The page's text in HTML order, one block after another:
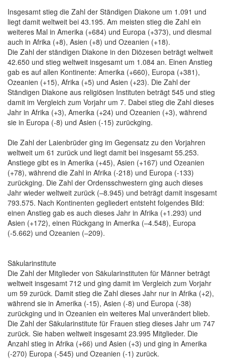
Insgesamt stieg die Zahl der Ständigen Diakone um 1.091 und
liegt damit weltweit bei 43.195. Am meisten stieg die Zahl ein
weiteres Mal in Amerika (+684) und Europa (+373), und diesmal
auch in Afrika (+8), Asien (+8) und Ozeanien (+18).
Die Zahl der ständigen Diakone in den Diözesen beträgt weltweit
42.650 und stieg weltweit insgesamt um 1.084 an. Einen Anstieg
gab es auf allen Kontinente: Amerika (+660), Europa (+381),
Ozeanien (+15), Afrika (+5) und Asien (+23). Die Zahl der
Ständigen Diakone aus religiösen Instituten beträgt 545 und stieg
damit im Vergleich zum Vorjahr um 7. Dabei stieg die Zahl dieses
Jahr in Afrika (+3), Amerika (+24) und Ozeanien (+3), während
sie in Europa (-8) und Asien (-15) zurückging.
Die Zahl der Laienbrüder ging im Gegensatz zu den Vorjahren
weltweit um 61 zurück und liegt damit bei insgesamt 55.253.
Anstiege gibt es in Amerika (+45), Asien (+167) und Ozeanien
(+78), während die Zahl in Afrika (-218) und Europa (-133)
zurückging. Die Zahl der Ordensschwestern ging auch dieses
Jahr wieder weltweit zurück (–8.945) und beträgt damit insgesamt
793.575. Nach Kontinenten gegliedert entsteht folgendes Bild:
einen Anstieg gab es auch dieses Jahr in Afrika (+1.293) und
Asien (+172), einen Rückgang in Amerika (–4.548), Europa
(-5.662) und Ozeanien (–209).
Säkularinstitute
Die Zahl der Mitglieder von Säkularinstituten für Männer beträgt
weltweit insgesamt 712 und ging damit im Vergleich zum Vorjahr
um 59 zurück. Damit stieg die Zahl dieses Jahr nur in Afrika (+2),
während sie in Amerika (-15), Asien (-8) und Europa (-38)
zurückging und in Ozeanien ein weiteres Mal unverändert blieb.
Die Zahl der Säkularinstitute für Frauen stieg dieses Jahr um 747
zurück. Sie haben weltweit insgesamt 23.995 Mitglieder. Die
Anzahl stieg in Afrika (+66) und Asien (+3) und ging in Amerika
(-270) Europa (-545) und Ozeanien (-1) zurück.